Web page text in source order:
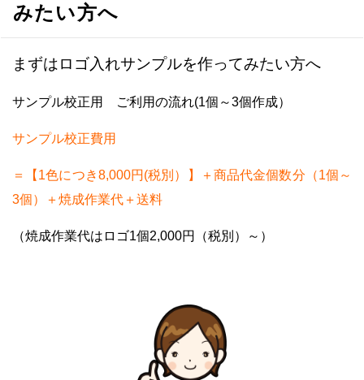
みたい方へ
まずはロゴ入れサンプルを作ってみたい方へ
サンプル校正用 ご利用の流れ(1個 ～3個作成）
サンプル校正費用
＝【1色につき8,000円(税別）
】＋商品代金個数分（1個～
3個）＋焼成作業代＋送料
（焼成作業代はロゴ1個2,000円（税別）～）